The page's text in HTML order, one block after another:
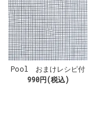
Pool おまけレシピ付
990円(税込)